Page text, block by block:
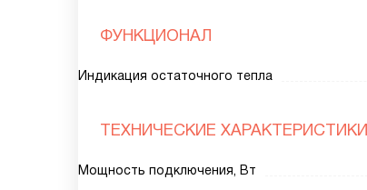
ФУНКЦИОНАЛ
Индикация остаточного тепла
ТЕХНИЧЕСКИЕ ХАРАКТЕРИСТИКИ
Мощность подключения, Вт